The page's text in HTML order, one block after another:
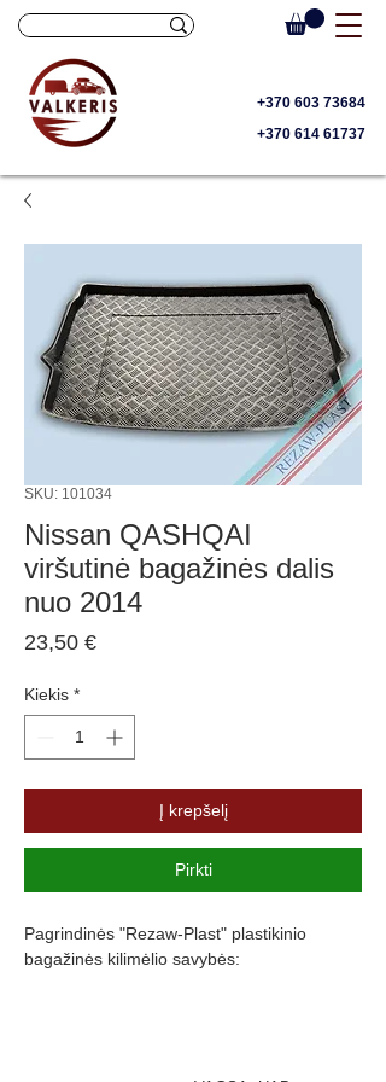
+370 603 73684
+370 614 61737
SKU: 101034
Nissan QASHQAI
viršutinė bagažinės dalis
nuo 2014
23,50 €Price
Kiekis *
Į krepšelį
Pirkti
Pagrindinės "Rezaw-Plast" plastikinio
bagažinės kilimėlio savybės: